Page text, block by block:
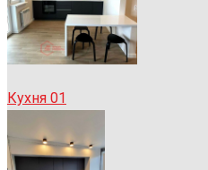
Кухня 01